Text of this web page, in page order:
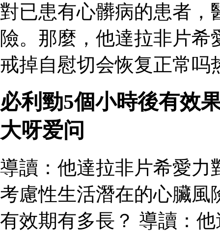
對已患有心髒病的患者，
險。那麼，他達拉非片
戒掉自慰切会恢复正常吗
必利勁5個小時後有效
大呀爱问
導讀：他達拉非片希愛力
考慮性生活潛在的心臟風
有效期有多長？ 導讀：